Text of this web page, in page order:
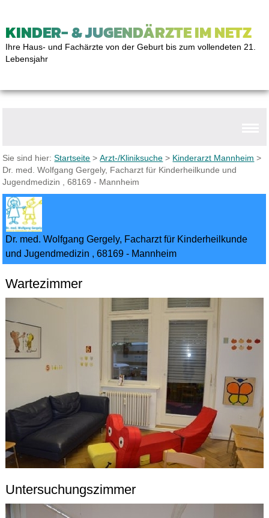
KINDER- & JUGENDÄRZTE IM NETZ
Ihre Haus- und Fachärzte von der Geburt bis zum vollendeten 21.
Lebensjahr
Sie sind hier:Startseite >Arzt-/Kliniksuche > Kinderarzt Mannheim >
Dr. med. Wolfgang Gergely, Facharzt für Kinderheilkunde und
Jugendmedizin , 68169 - Mannheim
Dr. med. Wolfgang Gergely, Facharzt für Kinderheilkunde
und Jugendmedizin , 68169 - Mannheim
Wartezimmer
Untersuchungszimmer